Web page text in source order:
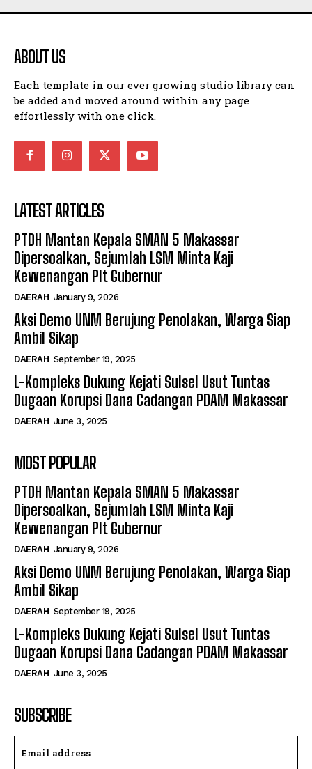
ABOUT US
Each template in our ever growing studio library can
be added and moved around within any page
effortlessly with one click.
LATEST ARTICLES
PTDH Mantan Kepala SMAN 5 Makassar
Dipersoalkan, Sejumlah LSM Minta Kaji
Kewenangan Plt Gubernur
DAERAH January 9, 2026
Aksi Demo UNM Berujung Penolakan, Warga Siap
Ambil Sikap
DAERAH September 19, 2025
L-Kompleks Dukung Kejati Sulsel Usut Tuntas
Dugaan Korupsi Dana Cadangan PDAM Makassar
DAERAH June 3, 2025
MOST POPULAR
PTDH Mantan Kepala SMAN 5 Makassar
Dipersoalkan, Sejumlah LSM Minta Kaji
Kewenangan Plt Gubernur
DAERAH January 9, 2026
Aksi Demo UNM Berujung Penolakan, Warga Siap
Ambil Sikap
DAERAH September 19, 2025
L-Kompleks Dukung Kejati Sulsel Usut Tuntas
Dugaan Korupsi Dana Cadangan PDAM Makassar
DAERAH June 3, 2025
SUBSCRIBE